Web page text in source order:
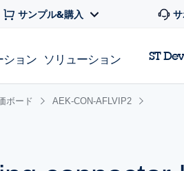
サンプル&購入
ション ソリューション ST
ボード AEK-CON-AFLVIP2